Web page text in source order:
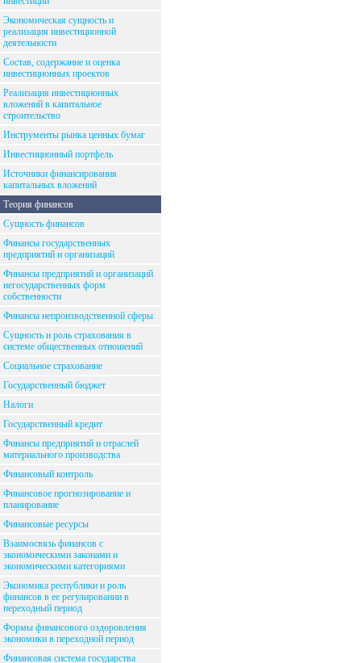
Экономическая сущность и
реализация инвестиционной
деятельности
Состав, содержание и оценка
инвестиционных проектов
Реализация инвестиционных
вложений в капитальное
строительство
Инструменты рынка ценных бумаг
Инвестиционный портфель
Источники финансирования
капитальных вложений
Теория финансов
Сущность финансов
Финансы государственных
предприятий и организаций
Финансы предприятий и организаций
негосударственных форм
собственности
Финансы непроизводственной сферы
Сущность и роль страхования в
системе общественных отношений
Социальное страхование
Государственный бюджет
Налоги
Государственный кредит
Финансы предприятий и отраслей
материального производства
Финансовый контроль
Финансовое прогнозирование и
планирование
Финансовые ресурсы
Взаимосвязь финансов с
экономическими законами и
экономическими категориями
Экономика республики и роль
финансов в ее регулировании в
переходный период
Формы финансового оздоровления
экономики в переходной период
Финансовая система государства